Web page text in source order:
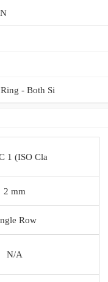
- Both Si
1 (ISO Cla
2 mm
Row
N/A